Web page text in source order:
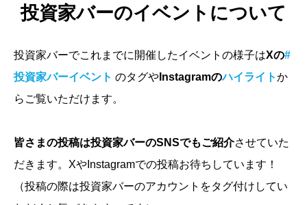
投資家バーのイベントについて
投資家バーでこれまでに開催したイベントの様子はXの#
投資家バーイベント のタグや Instagramのハイライトか
らご覧いただけます。
皆さまの投稿は投資家バーのSNSでもご紹介させていた
だきます。XやInstagramでの投稿お待ちしています！
（投稿の際は投資家バーのアカウントをタグ付けしてい